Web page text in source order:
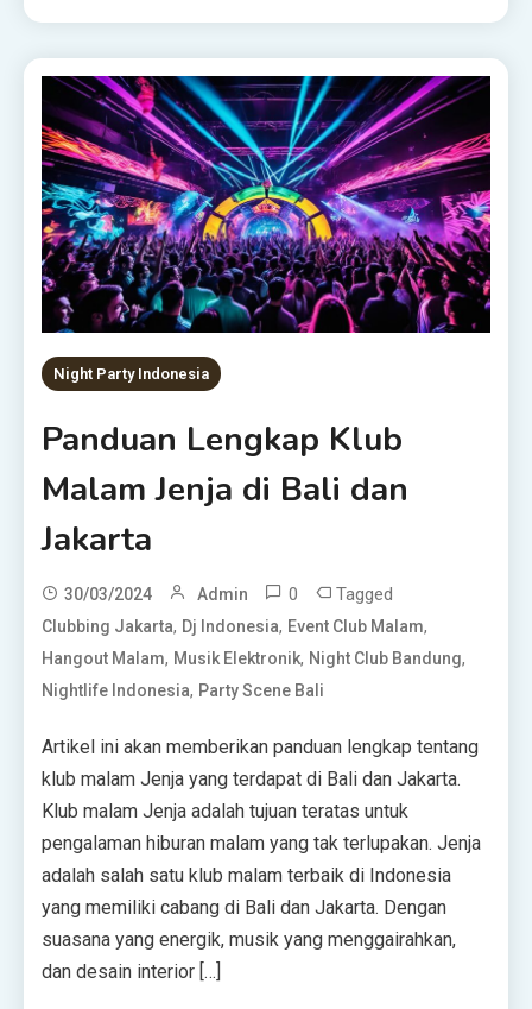
Night Party Indonesia
Panduan Lengkap Klub
Malam Jenja di Bali dan
Jakarta
30/03/2024 Admin 0 Tagged
Clubbing Jakarta, Dj Indonesia, Event Club Malam,
Hangout Malam, Musik Elektronik, Night Club Bandung,
Nightlife Indonesia, Party Scene Bali
Artikel ini akan memberikan panduan lengkap tentang
klub malam Jenja yang terdapat di Bali dan Jakarta.
Klub malam Jenja adalah tujuan teratas untuk
pengalaman hiburan malam yang tak terlupakan. Jenja
adalah salah satu klub malam terbaik di Indonesia
yang memiliki cabang di Bali dan Jakarta. Dengan
suasana yang energik, musik yang menggairahkan,
dan desain interior […]